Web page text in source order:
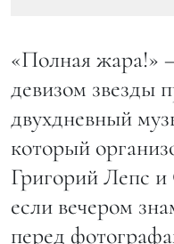
«Полная жара!»
девизом звезды
двухдневный
который
Григорий Лепс
если вечером
перед